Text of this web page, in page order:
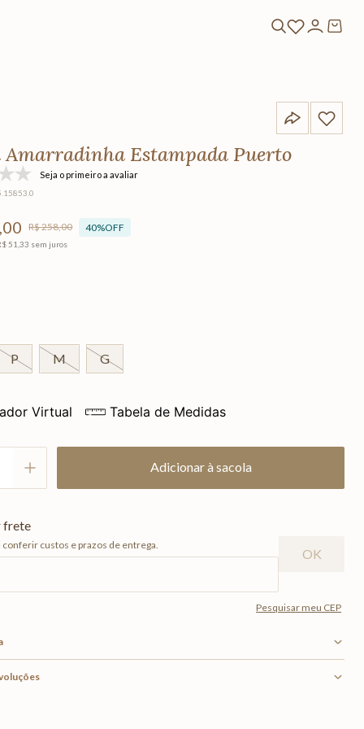
Amarradinha Estampada Puerto
Seja o primeiro a avaliar
,00 R$258,00 40%OFF
51 ,33 sem juros
P M G
Virtual Tabela de Medidas
Adicionar à sacola